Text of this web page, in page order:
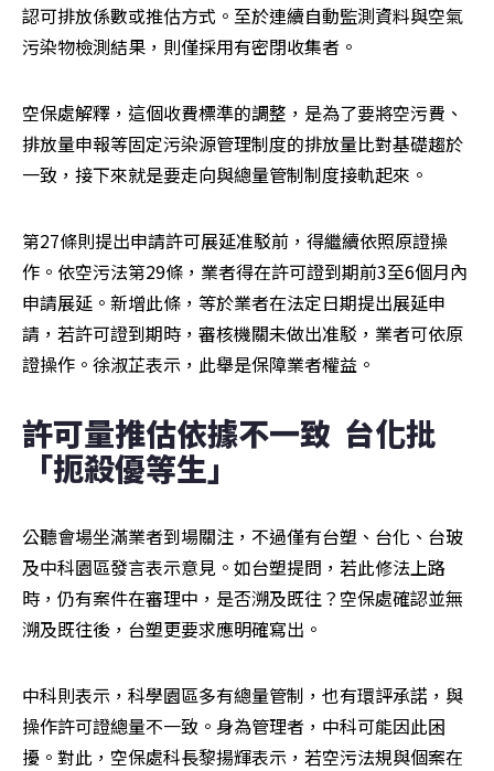
認可排放係數或推估方式。至於連續自動監測資料與空氣
污染物檢測結果，則僅採用有密閉收集者。
空保處解釋，這個收費標準的調整，是為了要將空污費、
排放量申報等固定污染源管理制度的排放量比對基礎趨於
一致，接下來就是要走向與總量管制制度接軌起來。
第27條則提出申請許可展延准駁前，得繼續依照原證操
作。依空污法第29條，業者得在許可證到期前3至6個月內
申請展延。新增此條，等於業者在法定日期提出展延申
請，若許可證到期時，審核機關未做出准駁，業者可依原
證操作。徐淑芷表示，此舉是保障業者權益。
許可量推估依據不一致  台化批
「扼殺優等生」
公聽會場坐滿業者到場關注，不過僅有台塑、台化、台玻
及中科園區發言表示意見。如台塑提問，若此修法上路
時，仍有案件在審理中，是否溯及既往？空保處確認並無
溯及既往後，台塑更要求應明確寫出。
中科則表示，科學園區多有總量管制，也有環評承諾，與
操作許可證總量不一致。身為管理者，中科可能因此困
擾。對此，空保處科長黎揚輝表示，若空污法規與個案在